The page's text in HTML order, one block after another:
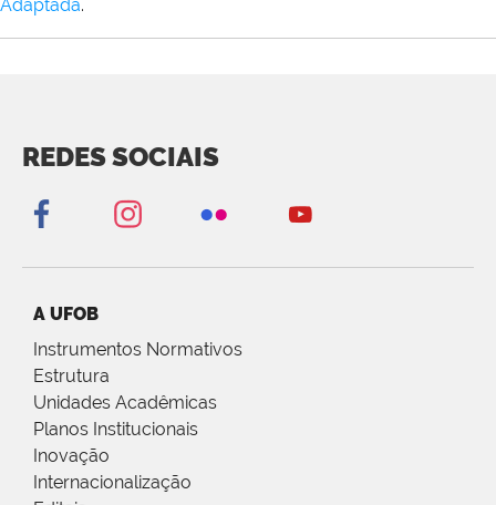
Adaptada.
REDES SOCIAIS
A UFOB
Instrumentos Normativos
Estrutura
Unidades Acadêmicas
Planos Institucionais
Inovação
Internacionalização